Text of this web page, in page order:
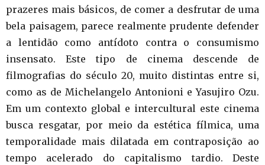
prazeres mais básicos, de comer a desfrutar de uma
bela paisagem, parece realmente prudente defender
a lentidão como antídoto contra o consumismo
insensato. Este tipo de cinema descende de
filmografias do século 20, muito distintas entre si,
como as de Michelangelo Antonioni e Yasujiro Ozu.
Em um contexto global e intercultural este cinema
busca resgatar, por meio da estética fílmica, uma
temporalidade mais dilatada em contraposição ao
tempo acelerado do capitalismo tardio. Deste